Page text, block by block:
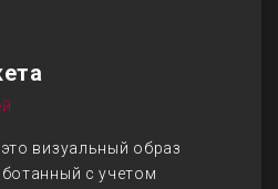
визуальный образ
с учетом